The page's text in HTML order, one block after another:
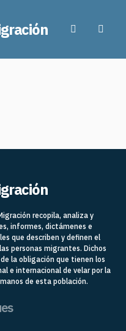
recopila, analiza y
informes, dictámenes e
que describen y definen el
personas migrantes. Dichos
la obligación que tienen los
e internacional de velar por la
de esta población.